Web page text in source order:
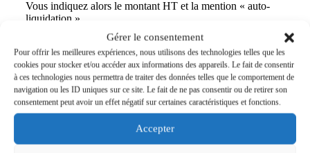
Gérer le consentement
Pour offrir les meilleures expériences, nous utilisons des technologies telles que les
cookies pour stocker et/ou accéder aux informations des appareils. Le fait de consentir
à ces technologies nous permettra de traiter des données telles que le comportement de
navigation ou les ID uniques sur ce site. Le fait de ne pas consentir ou de retirer son
consentement peut avoir un effet négatif sur certaines caractéristiques et fonctions.
Accepter
Vous indiquez alors le montant HT et la mention « auto-
liquidation ».
Synthèse
modèle avec toutes les informations
enregistrer dès la livraison.